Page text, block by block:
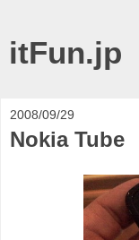
itFun.jp
2008/09/29
Nokia Tube